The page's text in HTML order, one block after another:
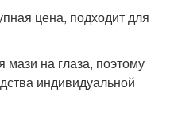
цена, подходит для
мази на глаза, поэтому
индивидуальной